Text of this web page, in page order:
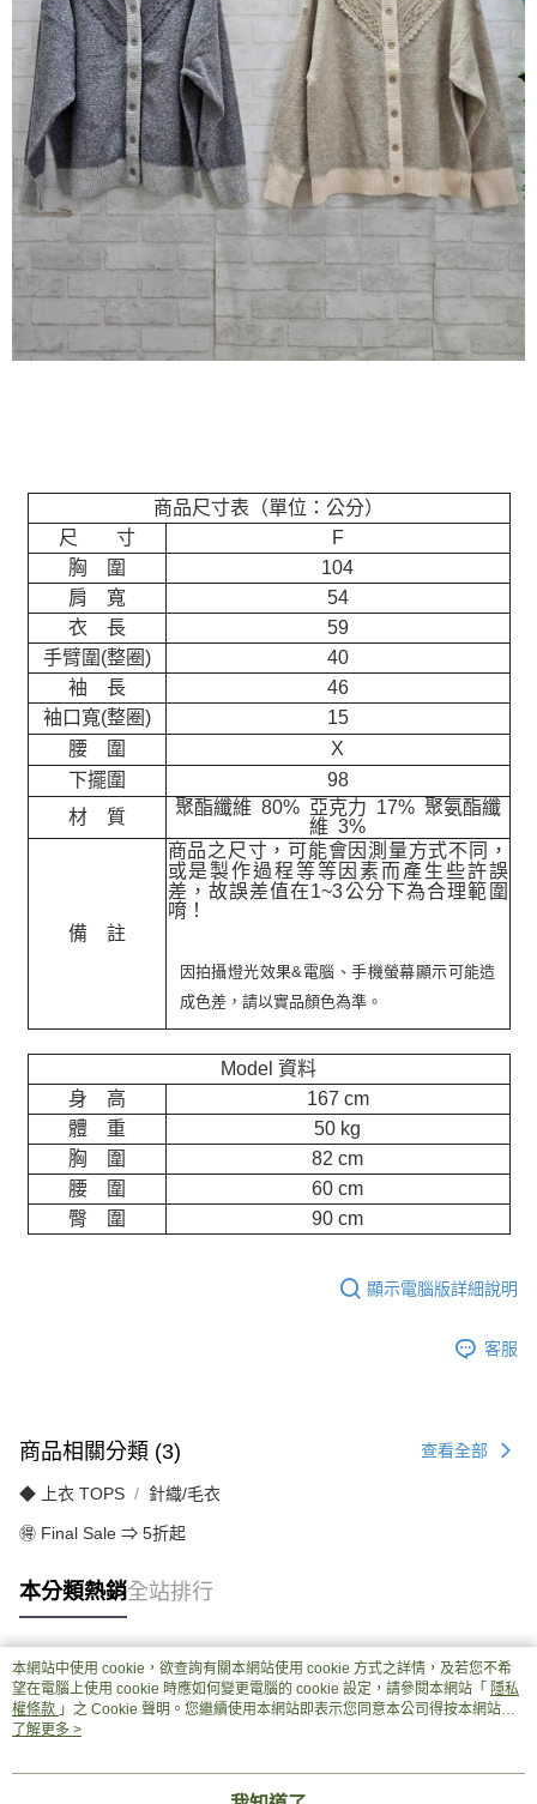
商品尺寸表（單位：公分）
尺 寸
F
胸 圍
104
肩 寬
54
衣 長
59
手臂圍(整圈)
40
袖 長
46
袖口寬(整圈)
15
腰 圍
X
下擺圍
98
材 質
聚酯纖維 80% 亞克力 17% 聚氨酯纖
維 3%
備 註
商品之尺寸，可能會因測量方式不同，
或是製作過程等等因素而產生些許誤
差，故誤差值在1~3公分下為合理範圍
唷！
因拍攝燈光效果&電腦、手機螢幕顯示可能造
成色差，請以實品顏色為準。
Model 資料
身 高
167 cm
體 重
50 kg
胸 圍
82 cm
腰 圍
60 cm
臀 圍
90 cm
顯示電腦版詳細說明
客服
商品相關分類 (3) 查看全部
◆ 上衣 TOPS 針織/毛衣
🉐 Final Sale ⇒ 5折起
本分類熱銷全站排行
熱門標籤
本網站中使用 cookie，欲查詢有關本網站使用 cookie 方式之詳情，及若您不希
望在電腦上使用 cookie 時應如何變更電腦的 cookie 設定，請參閱本網站「 隱私
權條款 」之 Cookie 聲明。您繼續使用本網站即表示您同意本公司得按本網站使
用條款之 Cookie 聲明使用 cookie。
了解更多 >